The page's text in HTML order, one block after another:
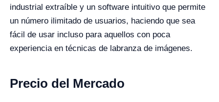
industrial extraíble y un software intuitivo que permite
un número ilimitado de usuarios, haciendo que sea
fácil de usar incluso para aquellos con poca
experiencia en técnicas de labranza de imágenes.
Precio del Mercado